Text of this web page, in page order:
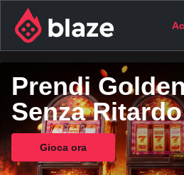
Prendi
Senza
Gioca ora